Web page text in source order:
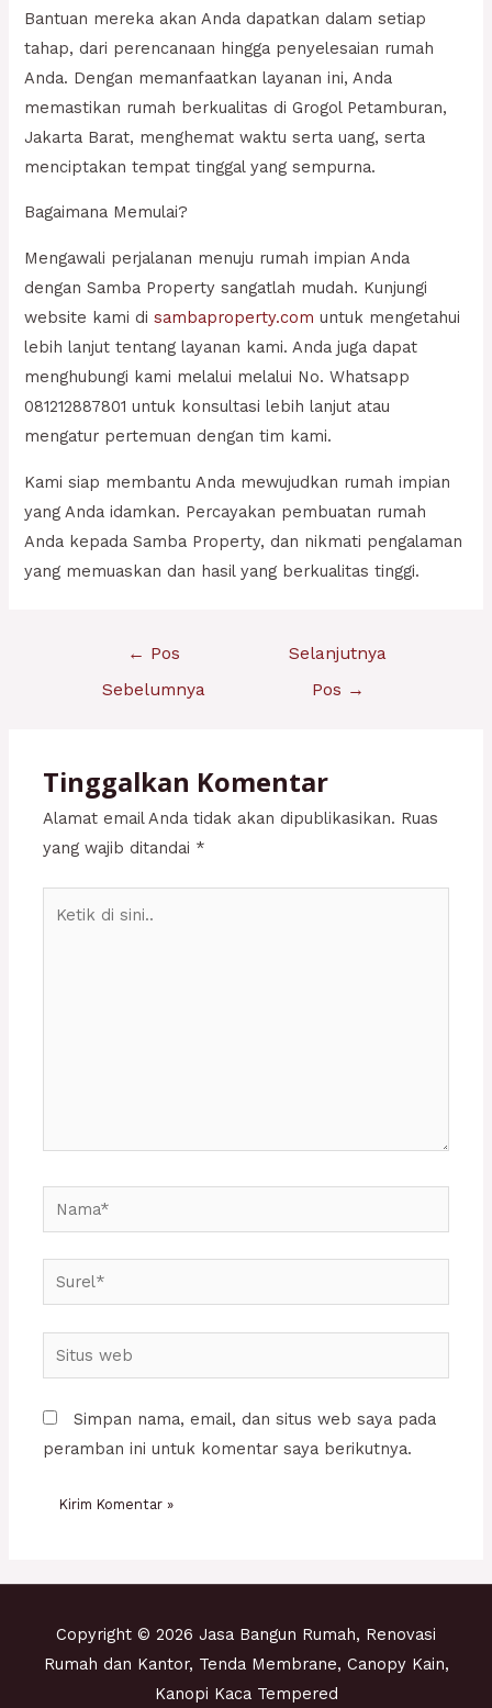
Bantuan mereka akan Anda dapatkan dalam setiap
tahap, dari perencanaan hingga penyelesaian rumah
Anda. Dengan memanfaatkan layanan ini, Anda
memastikan rumah berkualitas di Grogol Petamburan,
Jakarta Barat, menghemat waktu serta uang, serta
menciptakan tempat tinggal yang sempurna.
Bagaimana Memulai?
Mengawali perjalanan menuju rumah impian Anda
dengan Samba Property sangatlah mudah. Kunjungi
website kami disambaproperty.com untuk mengetahui
lebih lanjut tentang layanan kami. Anda juga dapat
menghubungi kami melalui melalui No. Whatsapp
081212887801 untuk konsultasi lebih lanjut atau
mengatur pertemuan dengan tim kami.
Kami siap membantu Anda mewujudkan rumah impian
yang Anda idamkan. Percayakan pembuatan rumah
Anda kepada Samba Property, dan nikmati pengalaman
yang memuaskan dan hasil yang berkualitas tinggi.
← Pos
Sebelumnya
Selanjutnya
Pos →
Tinggalkan Komentar
Alamat email Anda tidak akan dipublikasikan. Ruas
yang wajib ditandai *
Nama*
Surel*
Situs
web
Simpan nama, email, dan situs web saya pada
peramban ini untuk komentar saya berikutnya.
Copyright © 2026 Jasa Bangun Rumah, Renovasi
Rumah dan Kantor, Tenda Membrane, Canopy Kain,
Kanopi Kaca Tempered